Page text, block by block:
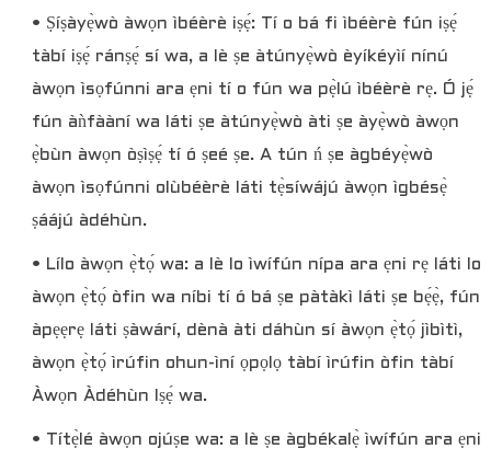
• Ṣíṣàyẹ̀wò àwọn ìbéèrè iṣẹ́: Tí o bá fi ìbéèrè fún iṣẹ́
tàbí iṣẹ́ ránṣẹ́ sí wa, a lè ṣe àtúnyẹ̀wò èyíkéyìí nínú
àwọn ìsọfúnni ara ẹni tí o fún wa pẹ̀lú ìbéèrè rẹ. Ó jẹ́
fún àǹfààní wa láti ṣe àtúnyẹ̀wò àti ṣe àyẹ̀wò àwọn
ẹ̀bùn àwọn òṣìṣẹ́ tí ó ṣeé ṣe. A tún ń ṣe àgbéyẹ̀wò
àwọn ìsọfúnni olùbéèrè láti tẹ̀síwájú àwọn ìgbésẹ̀
ṣáájú àdéhùn.
• Lílo àwọn ẹ̀tọ́ wa: a lè lo ìwífún nípa ara ẹni rẹ láti lo
àwọn ẹ̀tọ́ òfin wa níbi tí ó bá ṣe pàtàkì láti ṣe bẹ́ẹ̀, fún
àpẹẹrẹ láti ṣàwárí, dènà àti dáhùn sí àwọn ẹ̀tọ́ jìbìtì,
àwọn ẹ̀tọ́ ìrúfin ohun-ìní ọpọlọ tàbí ìrúfin òfin tàbí
Àwọn Àdéhùn Iṣẹ́ wa.
• Títẹ̀lé àwọn ojúṣe wa: a lè ṣe àgbékalẹ̀ ìwífún ara ẹni